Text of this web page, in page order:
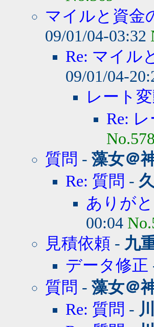
マイルと資金
09/01/04-03:32
Re: マイル
09/01/04-
レート
Re:
No.578
質問 - 藻女＠
Re: 質問 -
ありが
00:04
見積依頼 - 九
データ修正
質問 - 藻女＠
Re: 質問 -